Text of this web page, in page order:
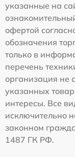
указанные на
офертой
обозначения
только в
перечень
организация не
указанных
интересы. Все
исключительно
законном
1487 ГК РФ.